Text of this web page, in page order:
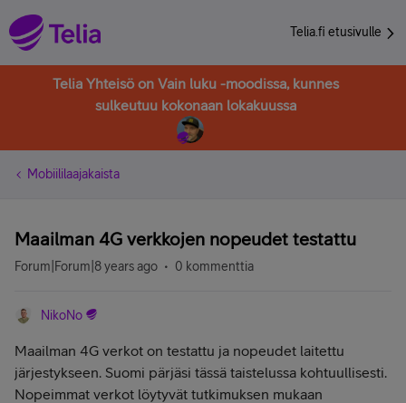
Telia.fi etusivulle
Telia Yhteisö on Vain luku -moodissa, kunnes
sulkeutuu kokonaan lokakuussa
Mobiililaajakaista
Maailman 4G verkkojen nopeudet testattu
Forum|Forum|8 years ago 0 kommenttia
NikoNo
Maailman 4G verkot on testattu ja nopeudet laitettu
järjestykseen. Suomi pärjäsi tässä taistelussa kohtuullisesti.
Nopeimmat verkot löytyvät tutkimuksen mukaan